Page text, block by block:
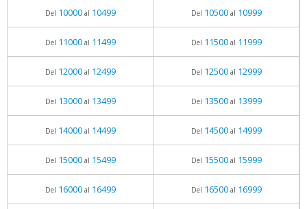
Del 10000al 10499 Del 10500al 10999
Del 11000al 11499 Del 11500al 11999
Del 12000al 12499 Del 12500al 12999
Del 13000al 13499 Del 13500al 13999
Del 14000al 14499 Del 14500al 14999
Del 15000al 15499 Del 15500al 15999
Del 16000al 16499 Del 16500al 16999